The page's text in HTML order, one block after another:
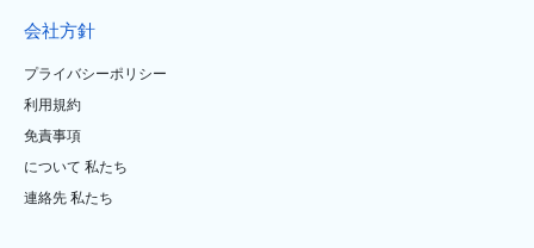
会社方針
プライバシーポリシー
利用規約
免責事項
について 私たち
連絡先 私たち